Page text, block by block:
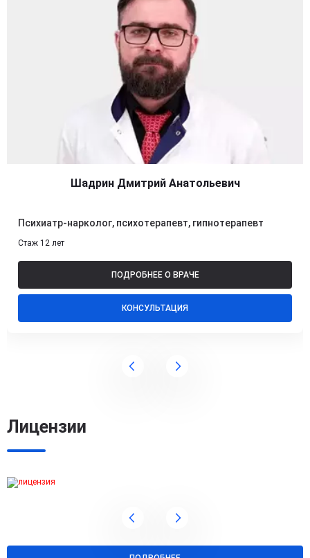
Шадрин Дмитрий Анатольевич
Психиатр-нарколог, психотерапевт, гипнотерапевт
Стаж 12 лет
ПОДРОБНЕЕ О ВРАЧЕ
КОНСУЛЬТАЦИЯ
Лицензии